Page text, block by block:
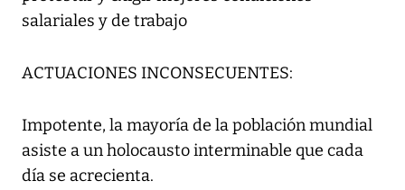
salariales y de trabajo
ACTUACIONES INCONSECUENTES:
Impotente, la mayoría de la población mundial
asiste a un holocausto interminable que cada
día se acrecienta.